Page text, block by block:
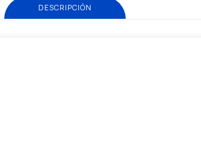
DESCRIPCIÓN